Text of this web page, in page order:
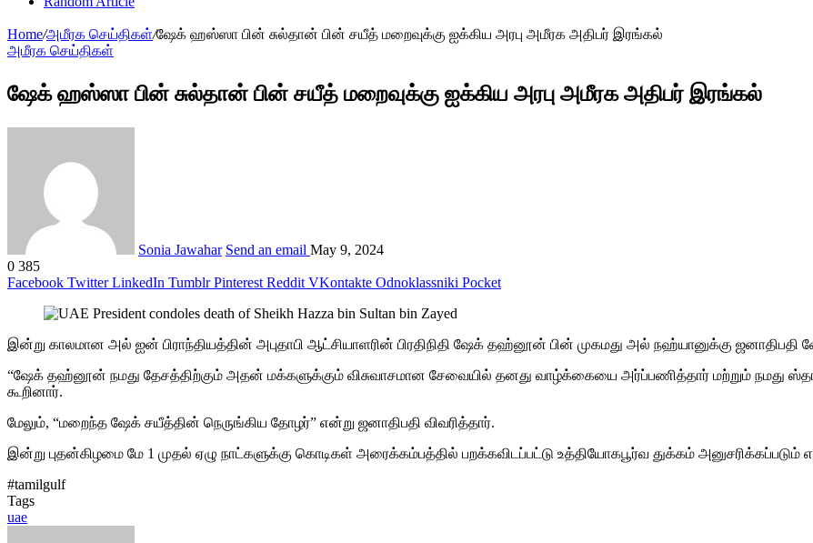
Home/அமீரக செய்திகள்/ஷேக் ஹஸ்ஸா பின் சுல்தான் பின் சயீத் மறைவுக்கு ஐக்கிய அரபு அமீரக அதிபர் இரங்கல்
அமீரக செய்திகள்
ஷேக் ஹஸ்ஸா பின் சுல்தான் பின் சயீத் மறைவுக்கு ஐக்கிய அரபு அமீரக அதிபர் இரங்கல்
Sonia Jawahar Send an email May 9, 2024
0 385
Facebook Twitter LinkedIn Tumblr Pinterest Reddit VKontakte Odnoklassniki Pocket
இன்று காலமான அல் ஐன் பிராந்தியத்தின் அபுதாபி ஆட்சியாளரின் பிரதிநிதி ஷேக் தஹ்னூன் பின் முகமது அல் நஹ்யானுக்கு ஜனாதிபதி
“ஷேக் தஹ்னூன் நமது தேசத்திற்கும் அதன் மக்களுக்கும் விசுவாசமான சேவையில் தனது வாழ்க்கையை அர்ப்பணித்தார் மற்றும் நமது
கூறினார்.
மேலும், “மறைந்த ஷேக் சயீத்தின் நெருங்கிய தோழர்” என்று ஜனாதிபதி விவரித்தார்.
இன்று புதன்கிழமை மே 1 முதல் ஏழு நாட்களுக்கு கொடிகள் அரைக்கம்பத்தில் பறக்கவிடப்பட்டு உத்தியோகபூர்வ துக்கம் அனுசரிக்கப்படும்
#tamilgulf
Tags
uae